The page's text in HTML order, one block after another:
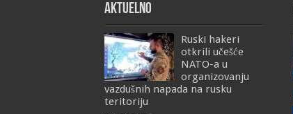
AKTUELNO
Ruski hakeri
otkrili učešće
NATO-a u
organizovanju
vazdušnih napada na rusku
teritoriju